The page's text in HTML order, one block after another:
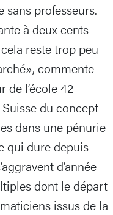
sans professeurs.
à deux cents
reste trop peu
commente
de l’école 42
Suisse du concept
dans une pénurie
qui dure depuis
d’année
dont le départ
issus de la